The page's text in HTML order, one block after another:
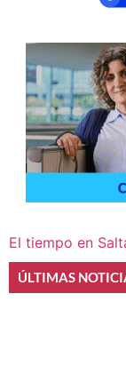
El tiempo en
ÚLTIMAS